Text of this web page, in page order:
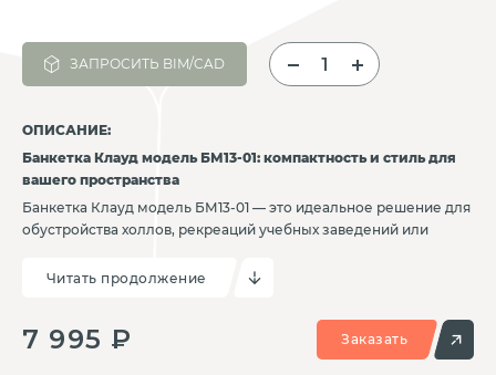
ЗАПРОСИТЬ BIM/CAD
ОПИСАНИЕ:
Банкетка Клауд модель БМ13-01: компактность и стиль для
вашего пространства
Банкетка Клауд модель БМ13-01 — это идеальное решение для
обустройства холлов, рекреаций учебных заведений или
делают ее отличным выбором для создания комфортной и
Компактный дизайн: Легко вписывается в любое
Читать продолжение
7 995 ₽ Заказать